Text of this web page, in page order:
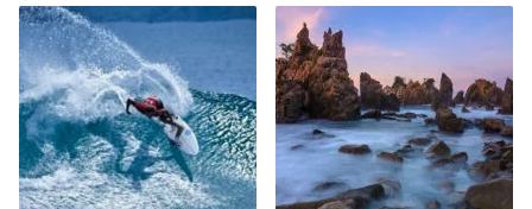
President